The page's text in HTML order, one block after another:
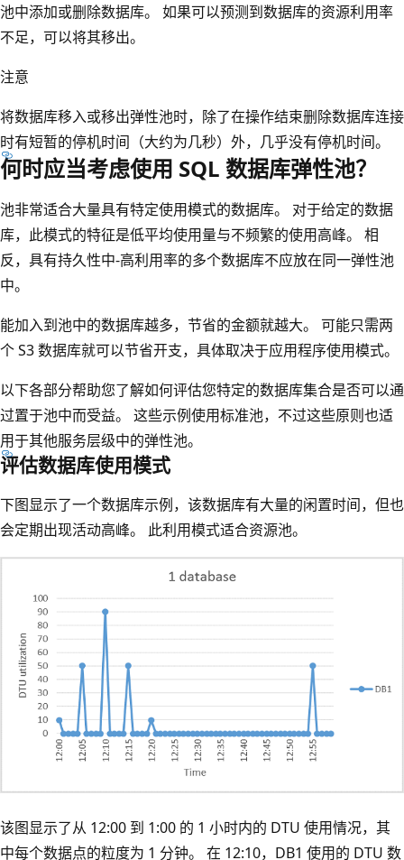
池中添加或删除数据库。 如果可以预测到数据库的资源利用率
不足，可以将其移出。
注意
将数据库移入或移出弹性池时，除了在操作结束删除数据库连接
时有短暂的停机时间（大约为几秒）外，几乎没有停机时间。
何时应当考虑使用 SQL 数据库弹性池？
池非常适合大量具有特定使用模式的数据库。 对于给定的数据
库，此模式的特征是低平均使用量与不频繁的使用高峰。 相
反，具有持久性中-高利用率的多个数据库不应放在同一弹性池
中。
能加入到池中的数据库越多，节省的金额就越大。 可能只需两
个 S3 数据库就可以节省开支，具体取决于应用程序使用模式。
以下各部分帮助您了解如何评估您特定的数据库集合是否可以通
过置于池中而受益。 这些示例使用标准池，不过这些原则也适
用于其他服务层级中的弹性池。
评估数据库使用模式
下图显示了一个数据库示例，该数据库有大量的闲置时间，但也
会定期出现活动高峰。 此利用模式适合资源池。
该图显示了从 12:00 到 1:00 的 1 小时内的 DTU 使用情况，其
中每个数据点的粒度为 1 分钟。 在 12:10，DB1 使用的 DTU 数